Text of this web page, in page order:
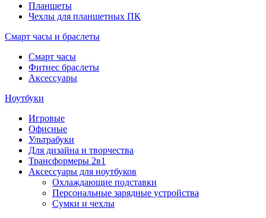
Планшеты
Чехлы для планшетных ПК
Смарт часы и браслеты
Смарт часы
Фитнес браслеты
Аксессуары
Ноутбуки
Игровые
Офисные
Ультрабуки
Для дизайна и творчества
Трансформеры 2в1
Аксессуары для ноутбуков
Охлаждающие подставки
Персональные зарядные устройства
Сумки и чехлы